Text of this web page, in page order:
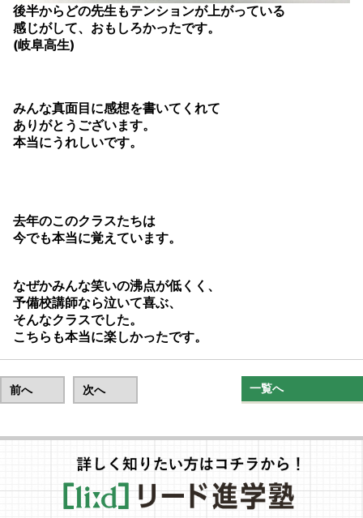
後半からどの先生もテンションが上がっている
感じがして、おもしろかったです。
(岐阜高生)
みんな真面目に感想を書いてくれて
ありがとうございます。
本当にうれしいです。
去年のこのクラスたちは
今でも本当に覚えています。
なぜかみんな笑いの沸点が低くく、
予備校講師なら泣いて喜ぶ、
そんなクラスでした。
こちらも本当に楽しかったです。
前へ 次へ 一覧へ